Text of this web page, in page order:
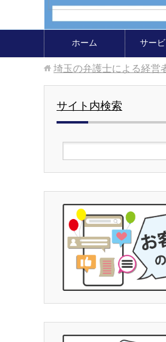
ホーム サー
埼玉の弁護士による経営
サイト内検索